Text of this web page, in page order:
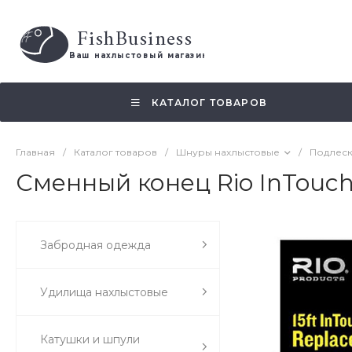
FishBusiness
Ваш нахлыстовый магазин
КАТАЛОГ ТОВАРОВ
Главная / Каталог товаров / Шнуры нахлыстовые /
Сменный конец Rio
Забродная одежда
Удилища нахлыстовые
Катушки и шпули